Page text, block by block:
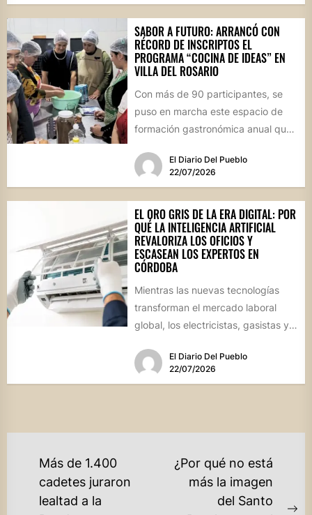
SABOR A FUTURO: ARRANCÓ CON
RÉCORD DE INSCRIPTOS EL
PROGRAMA “COCINA DE IDEAS” EN
VILLA DEL ROSARIO
Con más de 90 participantes, se
puso en marcha este espacio de
formación gastronómica anual que
culinarias...El Diario Del Pueblo
22/07/2026
EL ORO GRIS DE LA ERA DIGITAL: POR
QUÉ LA INTELIGENCIA ARTIFICIAL
REVALORIZA LOS OFICIOS Y
ESCASEAN LOS EXPERTOS EN
CÓRDOBA
Mientras las nuevas tecnologías
transforman el mercado laboral
global, los electricistas, gasistas y
alza debido a...El Diario Del Pueblo
22/07/2026
NAVEGACIÓN
ENTRADAS
Más de 1.400
cadetes juraron
lealtad a la
¿Por qué no está
más la imagen
del Santo